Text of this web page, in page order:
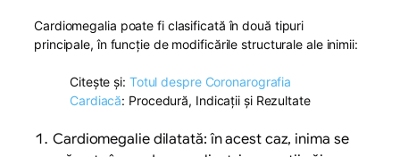
Cardiomegalia poate fi clasificată în două tipuri
principale, în funcție de modificările structurale ale inimii:
Citește și: Totul despre Coronarografia
Cardiacă: Procedură, Indicații și Rezultate
Cardiomegalie dilatată: în acest caz, inima se